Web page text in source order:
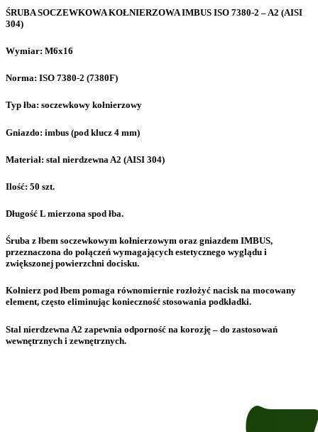
ŚRUBA SOCZEWKOWA KOŁNIERZOWA IMBUS ISO 7380-2 – A2 (AISI
304)
Wymiar: M6x16
Norma: ISO 7380-2 (7380F)
Typ łba: soczewkowy kołnierzowy
Gniazdo: imbus (pod klucz 4 mm)
Materiał: stal nierdzewna A2 (AISI 304)
Ilość: 50 szt.
Długość L mierzona spod łba.
Śruba z łbem soczewkowym kołnierzowym oraz gniazdem IMBUS,
przeznaczona do połączeń wymagających estetycznego wyglądu i
zwiększonej powierzchni docisku.
Kołnierz pod łbem pomaga równomiernie rozłożyć nacisk na mocowany
element, często eliminując konieczność stosowania podkładki.
Stal nierdzewna A2 zapewnia odporność na korozję – do zastosowań
wewnętrznych i zewnętrznych.